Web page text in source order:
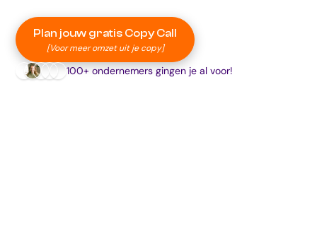
Plan jouw gratis Copy Call
[Voor meer omzet uit je copy]
100+ ondernemers gingen je al voor!